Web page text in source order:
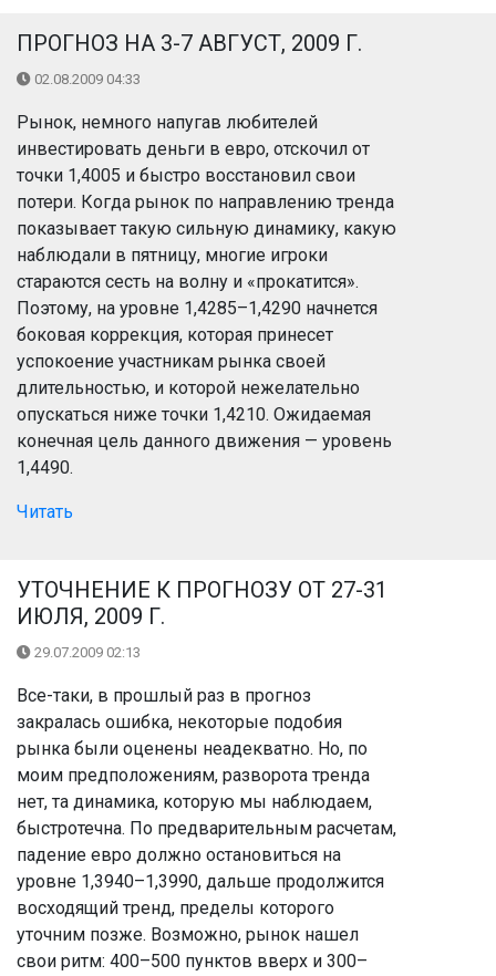
ПРОГНОЗ НА 3-7 АВГУСТ, 2009 Г.
02.08.2009 04:33
Рынок, немного напугав любителей
инвестировать деньги в евро, отскочил от
точки 1,4005 и быстро восстановил свои
потери. Когда рынок по направлению тренда
показывает такую сильную динамику, какую
наблюдали в пятницу, многие игроки
стараются сесть на волну и «прокатится».
Поэтому, на уровне 1,4285–1,4290 начнется
боковая коррекция, которая принесет
успокоение участникам рынка своей
длительностью, и которой нежелательно
опускаться ниже точки 1,4210. Ожидаемая
конечная цель данного движения — уровень
1,4490.
Читать
УТОЧНЕНИЕ К ПРОГНОЗУ ОТ 27-31
ИЮЛЯ, 2009 Г.
29.07.2009 02:13
Все-таки, в прошлый раз в прогноз
закралась ошибка, некоторые подобия
рынка были оценены неадекватно. Но, по
моим предположениям, разворота тренда
нет, та динамика, которую мы наблюдаем,
быстротечна. По предварительным расчетам,
падение евро должно остановиться на
уровне 1,3940–1,3990, дальше продолжится
восходящий тренд, пределы которого
уточним позже. Возможно, рынок нашел
свои ритм: 400–500 пунктов вверх и 300–